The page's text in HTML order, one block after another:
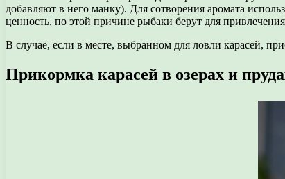
добавляют в него манку). Для сотворения аромата
ценность, по этой причине рыбаки берут для
В случае, если в месте, выбранном для ловли карасей,
Прикормка карасей в озерах и